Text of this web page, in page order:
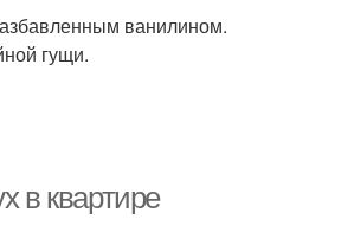
ванилином.
гущи.
в квартире